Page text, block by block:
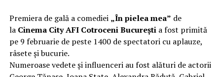
parteAdrian Pădurețu (imagine), Bogdan Ivanovici
(sunet), Anca Miron (scenografie), Francisca Vass
(costume).
O comedie actuală și colorată, filmul„În pielea mea”
are premiera națională pe 10 februarie, distribuit de
Premiera de gală a comediei „În pielea mea” de
la Cinema City AFI Cotroceni Bucureștia fost primită
pe 9 februarie de peste 1400 de spectatori cu aplauze,
râsete și bucurie.
Numeroase vedete și influenceri au fost alături de actorii